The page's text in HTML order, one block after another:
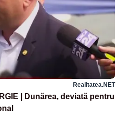
Realitatea.NET
| Dunărea, deviată pentru